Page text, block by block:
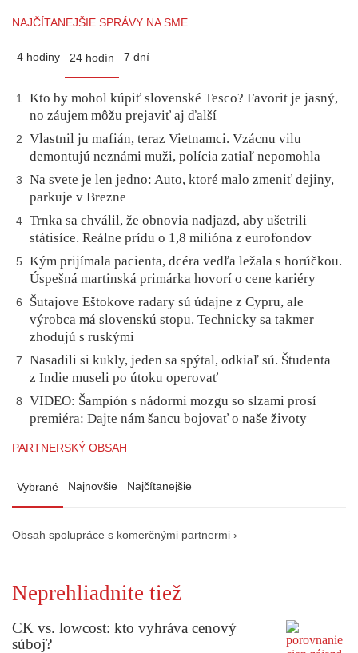
NAJČÍTANEJŠIE SPRÁVY NA SME
4 hodiny 24 hodín 7 dní
1
Kto by mohol kúpiť slovenské Tesco? Favorit je jasný,
no záujem môžu prejaviť aj ďalší
2
Vlastnil ju mafián, teraz Vietnamci. Vzácnu vilu
demontujú neznámi muži, polícia zatiaľ nepomohla
3
Na svete je len jedno: Auto, ktoré malo zmeniť dejiny,
parkuje v Brezne
4 Trnka sa chválil, že obnovia nadjazd, aby ušetrili
státisíce. Reálne prídu o 1,8 milióna z eurofondov
5
Kým prijímala pacienta, dcéra vedľa ležala s horúčkou.
Úspešná martinská primárka hovorí o cene kariéry
6
Šutajove Eštokove radary sú údajne z Cypru, ale
výrobca má slovenskú stopu. Technicky sa takmer
zhodujú s ruskými
7
Nasadili si kukly, jeden sa spýtal, odkiaľ sú. Študenta
z Indie museli po útoku operovať
8
VIDEO: Šampión s nádormi mozgu so slzami prosí
premiéra: Dajte nám šancu bojovať o naše životy
PARTNERSKÝ OBSAH
Vybrané Najnovšie Najčítanejšie
Obsah spolupráce s komerčnými partnermi ›
Neprehliadnite tiež
CK vs. lowcost: kto vyhráva cenový
súboj?